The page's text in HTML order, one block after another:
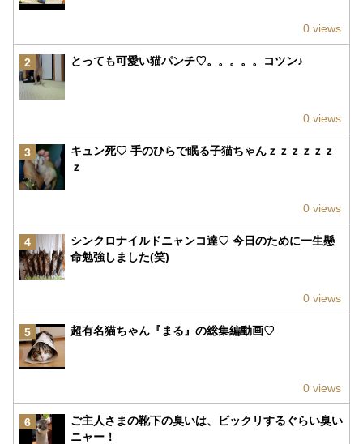
0 views
2 とっても可愛い猫パンチ♡。。。。。コツン♪
0 views
3
キュン死♡ 手のひらで眠る子猫ちゃんｚｚｚｚｚｚ
ｚ
0 views
4
シンクロナイルドニャンコ達♡ 今日のために一生懸
命勉強しました(笑)
0 views
5 超有名猫ちゃん『まる』の総集編動画♡
0 views
6
ご主人さまの靴下の臭いは、ビックリするぐらい臭い
ニャー！